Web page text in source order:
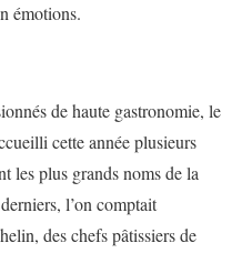
émotions.
de haute gastronomie, le
cette année plusieurs
les plus grands noms de la
l’on comptait
des chefs pâtissiers de